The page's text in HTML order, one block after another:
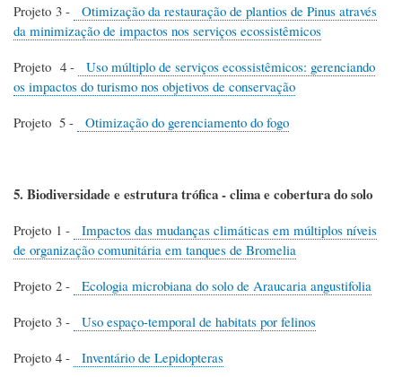
Projeto 3 -
Otimização da restauração de plantios de Pinus através
da minimização de impactos nos serviços ecossistêmicos
Projeto 4 -
Uso múltiplo de serviços ecossistêmicos: gerenciando
os impactos do turismo nos objetivos de conservação
Projeto 5 -
Otimização do gerenciamento do fogo
5. Biodiversidade e estrutura trófica - clima e cobertura do solo
Projeto 1 -
Impactos das mudanças climáticas em múltiplos níveis
de organização comunitária em tanques de Bromelia
Projeto 2 -
Ecologia microbiana do solo de Araucaria angustifolia
Projeto 3 -
Uso espaço-temporal de habitats por felinos
Projeto 4 -
Inventário de Lepidopteras